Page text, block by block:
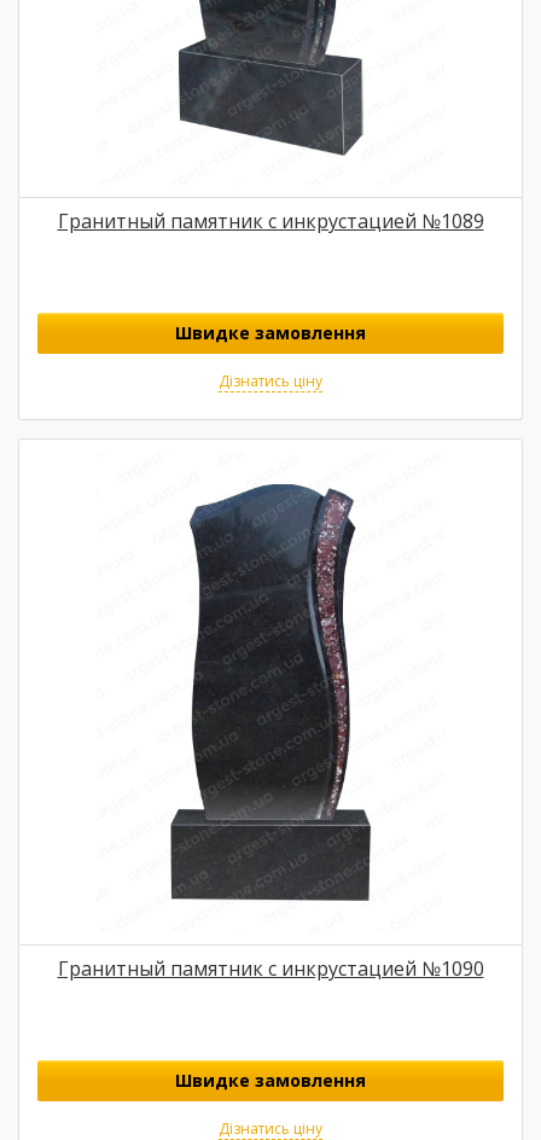
Гранитный памятник с инкрустацией №1089
Швидке замовлення
Дізнатись ціну
Гранитный памятник с инкрустацией №1090
Швидке замовлення
Дізнатись ціну